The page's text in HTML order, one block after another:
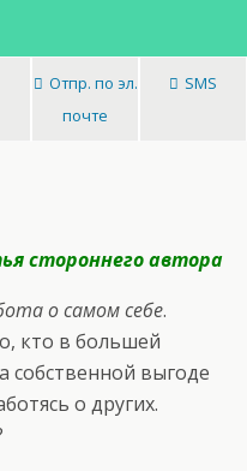
Отпр. по эл.
почте
SMS
стороннего автора
о самом себе.
кто в большей
собственной выгоде
о других.